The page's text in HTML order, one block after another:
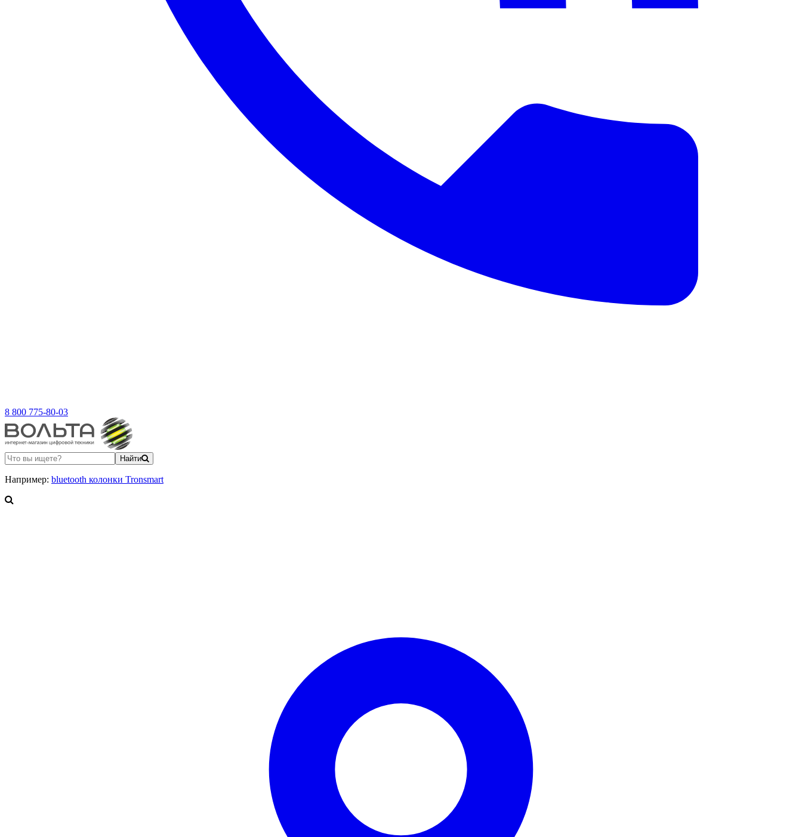
8 800 775-80-03
Найти
Например: bluetooth колонки Tronsmart